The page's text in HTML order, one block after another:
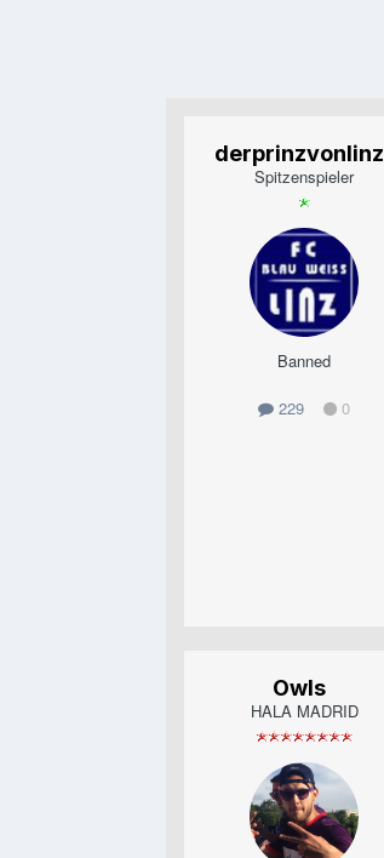
derprinzvonlinz
Spitzenspieler
Banned
229 0
Owls
HALA MADRID